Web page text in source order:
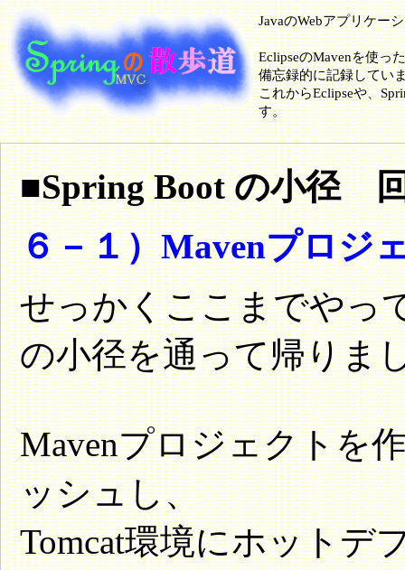
JavaのWebアプリケー
EclipseのMavenを使っ
備忘録的に記録してい
これからEclipseや、
す。
■Spring Boot の小径
６－１）Mavenプロジ
せっかくここまでやっ
の小径を通って帰りま
Mavenプロジェクトを
ッシュし、
Tomcat環境にホットデ